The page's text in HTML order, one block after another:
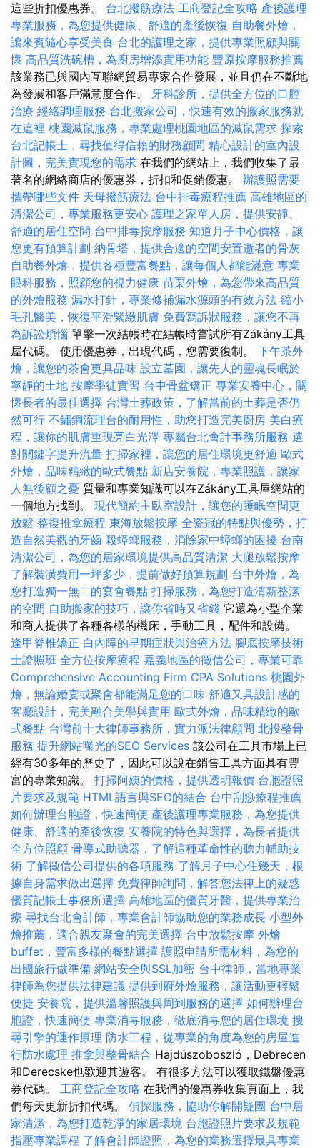
這些折扣優惠券。 台北撥筋療法 工商登記全攻略 產後護理
專業服務，為您提供健康、舒適的產後恢復 自助餐外燴，
讓來賓隨心享受美食 台北的護理之家，提供專業照顧與關
懷 高品質洗碗槽，為廚房增添實用功能 豐原按摩服務推薦
該業務已與國內互聯網貿易專家合作發展，並且仍在不斷地
為發展和客戶滿意度合作。 牙科診所，提供全方位的口腔
治療 經絡調理服務 台北搬家公司，快速有效的搬家服務就
在這裡 桃園滅鼠服務，專業處理桃園地區的滅鼠需求 探索
台北記帳士，尋找值得信賴的財務顧問 精心設計的室內設
計圖，完美實現您的需求 在我們的網站上，我們收集了最
著名的網絡商店的優惠券，折扣和促銷優惠。 辦護照需要
攜帶哪些文件 天母撥筋療法 台中排毒療程推薦 高雄地區的
清潔公司，專業服務更安心 護理之家單人房，提供安靜、
舒適的居住空間 台中排毒按摩服務 知道月子中心價格，讓
您更有預算計劃 納骨塔，提供合適的空間安置逝者的骨灰
自助餐外燴，提供各種豐富餐點，讓每個人都能滿意 專業
眼科服務，照顧您的視力健康 苗栗外燴，為您帶來高品質
的外燴服務 漏水打針，專業修補漏水源頭的有效方法 縮小
毛孔醫美，恢復平滑緊緻肌膚 免費寫訴狀服務，讓您不再
為訴訟煩惱 單擊一次結帳時在結帳時嘗試所有Zákány工具
屋代碼。 使用優惠券，出現代碼，您需要復制。 下午茶外
燴，讓您的茶會更具品味 設立墓園，讓先人的靈魂長眠於
寧靜的土地 按摩學徒實習 台中骨盆矯正 專業安養中心，關
懷長者的最佳選擇 台灣土葬政策，了解當前的土葬是否仍
然可行 不鏽鋼流理台的耐用性，助您打造完美廚房 美白療
程，讓你的肌膚重現亮白光澤 專屬台北會計事務所服務 選
對關鍵字提升流量 打掃家裡，讓您的居住環境更舒適 歐式
外燴，品味精緻的歐式餐點 新店安養院，專業照護，讓家
人無後顧之憂 質量和專業知識可以在Zákány工具屋網站的
一個地方找到。 現代簡約主臥室設計，讓您的睡眠空間更
放鬆 整復推拿療程 東海放鬆按摩 全瓷冠的特點與優勢，打
造自然美觀的牙齒 殺蟑螂服務，消除家中蟑螂的困擾 台南
清潔公司，為您的居家環境提供高品質清潔 大腿放鬆按摩
了解裝潢費用一坪多少，提前做好預算規劃 台中外燴，為
您打造獨一無二的宴會餐點 打掃服務，為您打造清新整潔
的空間 自助搬家的技巧，讓你省時又省錢 它還為小型企業
和商人提供了各種各樣的機床，手動工具，配件和設備。
逢甲脊椎矯正 白內障的早期症狀與治療方法 腳底按摩技術
士證照班 全方位按摩療程 嘉義地區的徵信公司，專業可靠
Comprehensive Accounting Firm CPA Solutions 桃園外
燴，無論婚宴或聚會都能滿足您的口味 舒適又具設計感的
客廳設計，完美融合美學與實用 歐式外燴，品味精緻的歐
式餐點 台灣前十大律師事務所，實力派法律顧問 北投整骨
服務 提升網站曝光的SEO Services 該公司在工具市場上已
經有30多年的歷史了，因此可以說在銷售工具方面具有豐
富的專業知識。 打掃阿姨的價格，提供透明報價 台胞證照
片要求及規範 HTML語言與SEO的結合 台中刮痧療程推薦
如何辦理台胞證，快速簡便 產後護理專業服務，為您提供
健康、舒適的產後恢復 安養院的特色與選擇，為長者提供
全方位照顧 骨導式助聽器，了解這種革命性的聽力輔助技
術 了解徵信公司提供的各項服務 了解月子中心住幾天，根
據自身需求做出選擇 免費律師詢問，解答您法律上的疑惑
優質記帳士事務所選擇 高雄地區的優質牙醫，提供專業治
療 尋找台北會計師，專業會計師協助您的業務成長 小型外
燴推薦，適合親友聚會的完美選擇 台中放鬆按摩 外燴
buffet，豐富多樣的餐點選擇 護照申請所需材料，為您的
出國旅行做準備 網站安全與SSL加密 台中律師，當地專業
律師為您提供法律建議 提供到府外燴服務，讓活動更輕鬆
便捷 安養院，提供溫馨照護與周到服務的選擇 如何辦理台
胞證，快速簡便 專業消毒服務，徹底消毒您的居住環境 搜
尋引擎的運作原理 防水工程，從專業的角度為您的房屋進
行防水處理 推拿與整骨結合 Hajdúszoboszló，Debrecen
和Derecske也歡迎其遊客。 有很多方法可以獲取鐵盤優惠
券代碼。 工商登記全攻略 在我們的優惠券收集頁面上，我
們每天更新折扣代碼。 偵探服務，協助你解開疑團 台中居
家清潔，為您打造乾淨的家居環境 台胞證照片要求及規範
指壓專業課程 了解會計師證照，為您的業務選擇最具專業